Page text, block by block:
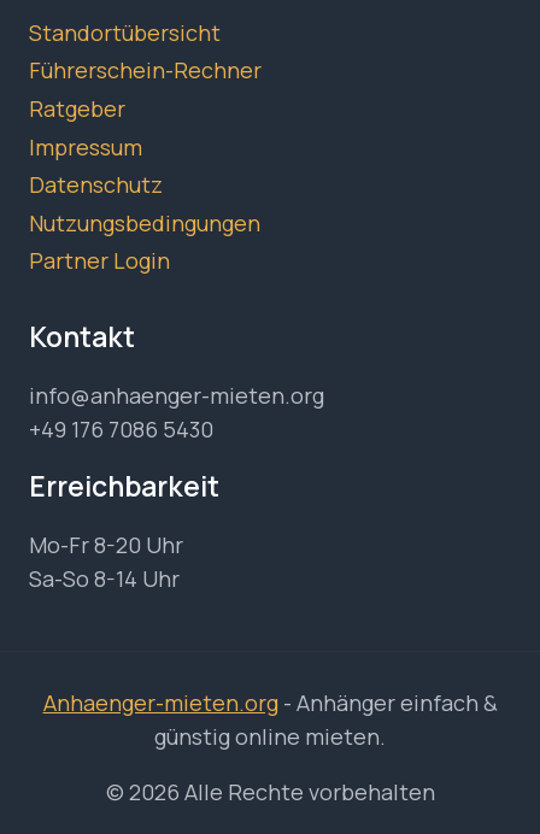
Standortübersicht
Führerschein-Rechner
Ratgeber
Impressum
Datenschutz
Nutzungsbedingungen
Partner Login
Kontakt
info@anhaenger-mieten.org
+49 176 7086 5430
Erreichbarkeit
Mo-Fr 8-20 Uhr
Sa-So 8-14 Uhr
Anhaenger-mieten.org- Anhänger einfach &
günstig online mieten.
© 2026 Alle Rechte vorbehalten